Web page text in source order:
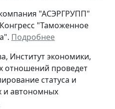
"АСЭРГРУПП"
"Таможенное
Подробнее
Институт экономики,
отношений проведет
статуса и
и автономных